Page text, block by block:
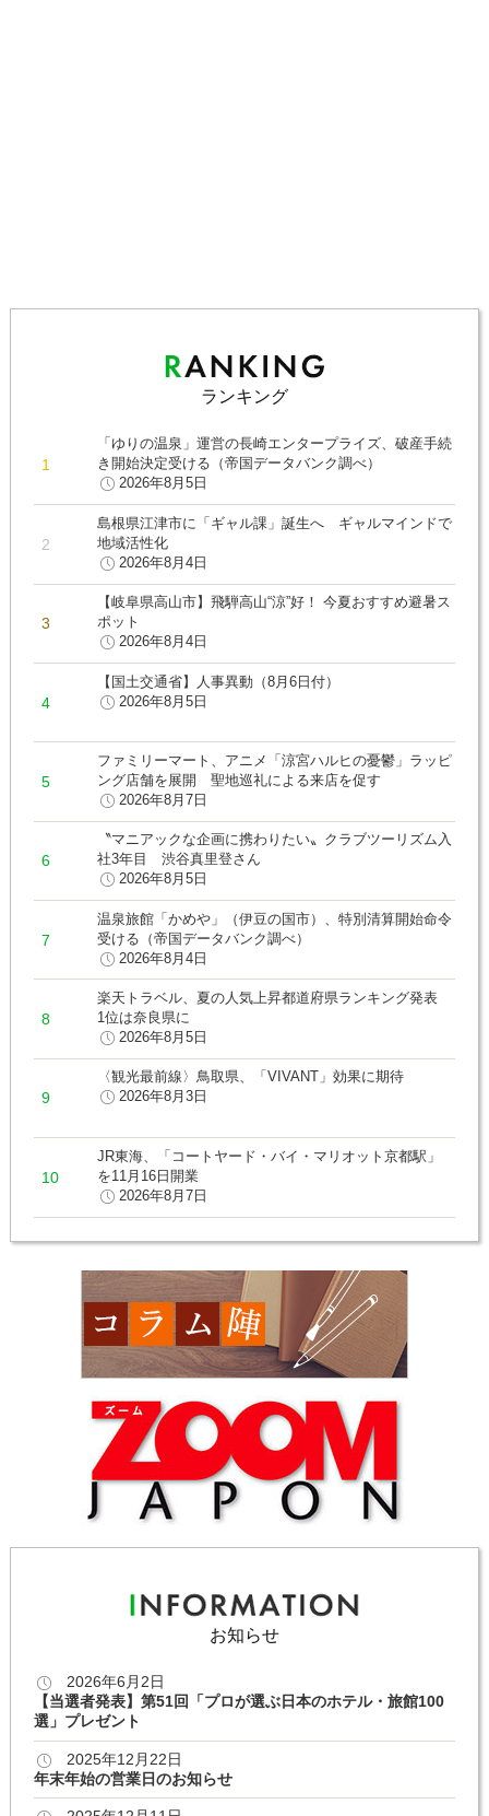
ランキング
「ゆりの温泉」運営の長崎エンタープライズ、破産手続
き開始決定受ける（帝国データバンク調べ）
2026年8月5日
島根県江津市に「ギャル課」誕生へ ギャルマインドで
地域活性化
2026年8月4日
【岐阜県高山市】飛騨高山“涼”好！ 今夏おすすめ避暑ス
ポット
2026年8月4日
【国土交通省】人事異動（8月6日付）
2026年8月5日
ファミリーマート、アニメ「涼宮ハルヒの憂鬱」ラッピ
ング店舗を展開 聖地巡礼による来店を促す
2026年8月7日
〝マニアックな企画に携わりたい〟クラブツーリズム入
社3年目 渋谷真里登さん
2026年8月5日
温泉旅館「かめや」（伊豆の国市）、特別清算開始命令
受ける（帝国データバンク調べ）
2026年8月4日
楽天トラベル、夏の人気上昇都道府県ランキング発表
1位は奈良県に
2026年8月5日
〈観光最前線〉鳥取県、「VIVANT」効果に期待
2026年8月3日
JR東海、「コートヤード・バイ・マリオット京都駅」
を11月16日開業
2026年8月7日
お知らせ
2026年6月2日
【当選者発表】第51回「プロが選ぶ日本のホテル・旅館100
選」プレゼント
2025年12月22日
年末年始の営業日のお知らせ